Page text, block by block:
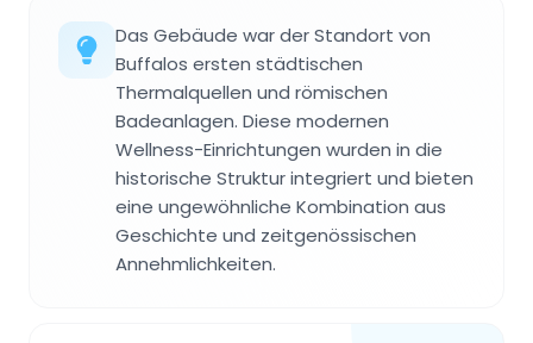
Das Gebäude war der Standort von
Buffalos ersten städtischen
Thermalquellen und römischen
Badeanlagen. Diese modernen
Wellness-Einrichtungen wurden in die
historische Struktur integriert und bieten
eine ungewöhnliche Kombination aus
Geschichte und zeitgenössischen
Annehmlichkeiten.